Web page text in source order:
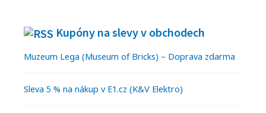
Kupóny na slevy v obchodech
Muzeum Lega (Museum of Bricks) – Doprava zdarma
Sleva 5 % na nákup v E1.cz (K&V Elektro)